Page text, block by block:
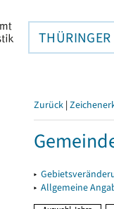
THÜRINGER
Zurück |
▸
▸ Allgemeine